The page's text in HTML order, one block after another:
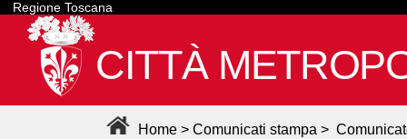
Regione Toscana
CITTÀ
Home > Comunicati stampa >